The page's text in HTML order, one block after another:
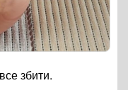
збити.